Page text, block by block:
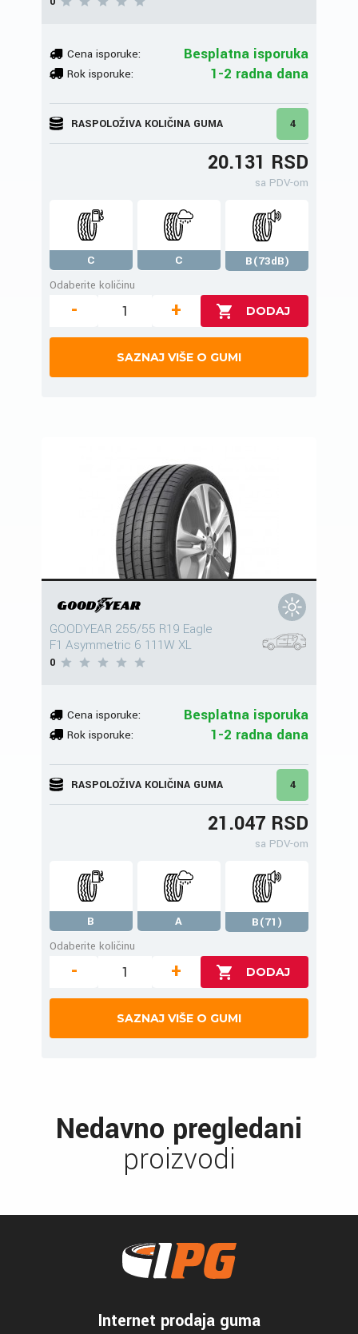
Cena isporuke: Besplatna isporuka
Rok isporuke: 1-2 radna dana
RASPOLOŽIVA KOLIČINA GUMA 4
20.131 RSD
sa PDV-om
C C
B(73dB)
Odaberite količinu
- +
SAZNAJ VIŠE O GUMI
GOODYEAR 255/55 R19 Eagle
F1 Asymmetric 6 111W XL
0
Cena isporuke: Besplatna isporuka
Rok isporuke: 1-2 radna dana
RASPOLOŽIVA KOLIČINA GUMA 4
21.047 RSD
sa PDV-om
B A
B(71)
Odaberite količinu
- +
SAZNAJ VIŠE O GUMI
Nedavno pregledani
proizvodi
Internet prodaja guma